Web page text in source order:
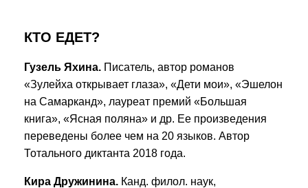
КТО ЕДЕТ?
Гузель Яхина. Писатель, автор романов
«Зулейха открывает глаза», «Дети мои», «Эшелон
на Самарканд», лауреат премий «Большая
книга», «Ясная поляна» и др. Ее произведения
переведены более чем на 20 языков. Автор
Тотального диктанта 2018 года.
Кира Дружинина. Канд. филол. наук,